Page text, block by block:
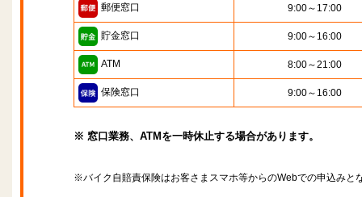
郵便窓口 9:00～17:00
貯金窓口 9:00～16:00
ATM 8:00～21:00
保険窓口 9:00～16:00
※ 窓口業務、ATMを一時休止する場合があります。
※バイク自賠責保険はお客さまスマホ等からのWebでの申込みと